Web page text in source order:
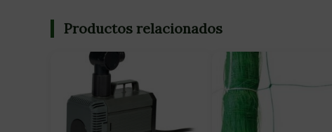
Productos relacionados